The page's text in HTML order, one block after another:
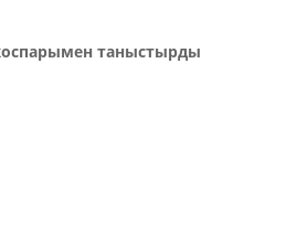
таныстырды